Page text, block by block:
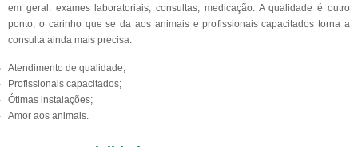
em geral: exames laboratoriais, consultas, medicação. A qualidade é outro
ponto, o carinho que se da aos animais e profissionais capacitados torna a
consulta ainda mais precisa.
Atendimento de qualidade;
Profissionais capacitados;
Ótimas instalações;
Amor aos animais.